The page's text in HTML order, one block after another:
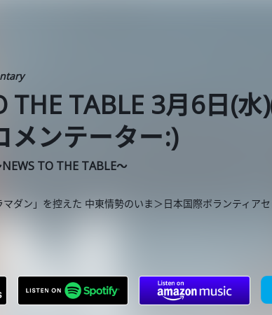
THE TABLE 3月6日(
メンテーター:)
TO THE TABLE～
ダン」を控えた 中東情勢のいま＞日本国際ボランティア